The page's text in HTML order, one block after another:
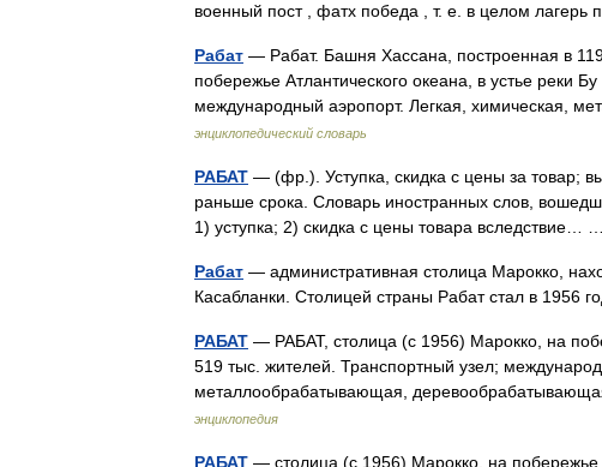
военный пост , фатх победа , т. е. в целом
Рабат — Рабат. Башня Хассана, построенная в
побережье Атлантического океана, в устье реки
международный аэропорт. Легкая, химическая,
энциклопедический словарь
РАБАТ — (фр.). Уступка, скидка с цены за товар;
раньше срока. Словарь иностранных слов,
1) уступка; 2) скидка с цены товара вследствие…
Рабат — административная столица Марокко,
Касабланки. Столицей страны Рабат стал в 1956
РАБАТ — РАБАТ, столица (с 1956) Марокко, на
519 тыс. жителей. Транспортный узел;
металлообрабатывающая,
энциклопедия
РАБАТ — столица (с 1956) Марокко, на побережье